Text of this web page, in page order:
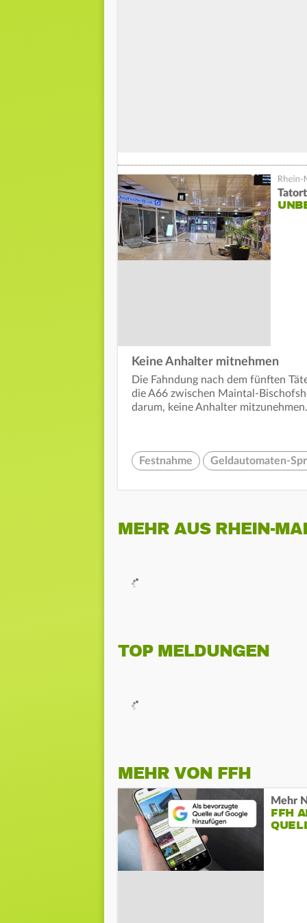
Keine Anhalter mitnehmen
Die Fahndung nach dem fünften
die A66 zwischen Maintal-
darum, keine Anhalter mitzunehmen.
Festnahme Geldautomaten-
MEHR AUS RHEIN-
TOP MELDUNGEN
MEHR VON FFH
Mehr
FFH